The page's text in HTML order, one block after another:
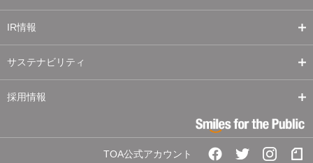
IR情報
サステナビリティ
採用情報
TOA公式アカウント